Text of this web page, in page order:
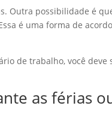
Outra possibilidade é
é uma forma de acordo
de trabalho, você deve
as férias